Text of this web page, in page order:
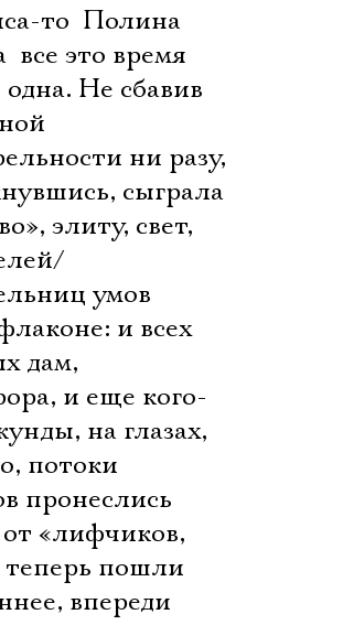
то  Полина
все это время
одна. Не сбавив
ни разу,
сыграла
элиту, свет,
умов
и всех
дам,
и еще кого-
на глазах,
потоки
пронеслись
«лифчиков,
пошли
впереди